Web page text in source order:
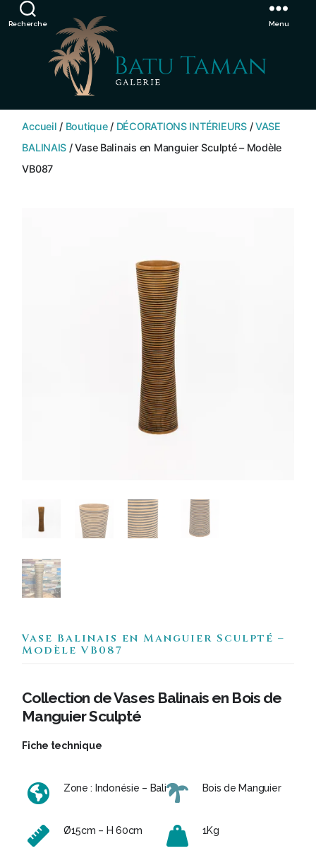
Showroom de Bali, décorations extérieurs et intérieurs Ignorer
Recherche
TAMAN
Menu
Accueil / Boutique/ DÉCORATIONS INTÉRIEURS/VASE
BALINAIS / Vase Balinais en Manguier Sculpté – Modèle
VB087
Vase Balinais en Manguier Sculpté –
Modèle VB087
Collection de Vases Balinais en Bois de
Manguier Sculpté
Fiche technique
Zone : Indonésie – Bali
Ø15cm – H 60cm
Bois de Manguier
1Kg